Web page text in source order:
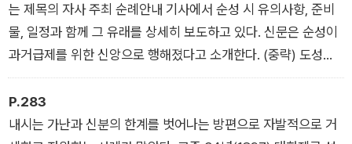
는 제목의 자사 주최 순례안내 기사에서 순성 시 유의사항, 준비
물, 일정과 함께 그 유래를 상세히 보도하고 있다. 신문은 순성이
과거급제를 위한 신앙으로 행해졌다고 소개한다. (중략) 도성을
한 바퀴 돌면 원모양이 되고, 다시 도성의 지름을 통과하면 ‘가운
데 중’자가 완성된다. 中은 ‘명중하다 또는 맞히다’는 뜻도 있어,
순성을 하면 시험 문제를 잘 맞힐 수 있다고 믿었던 것이다.
P.283
내시는 가난과 신분의 한계를 벗어나는 방편으로 자발적으로 거